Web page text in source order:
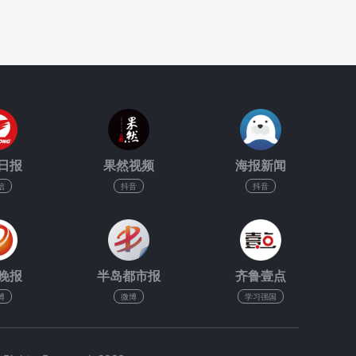
报 果然视频
抖音
海报新闻
抖音
报 半岛都市报
微博
齐鲁壹点
学习强国